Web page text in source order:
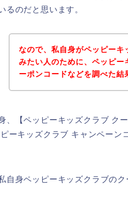
るのだと思います。
なので、私自身がペッピー
みたい人のために、ペッピー
ーポンコードなどを調べた結
、【ペッピーキッズクラブ ク
ピーキッズクラブ キャンペー
自身ペッピーキッズクラブの